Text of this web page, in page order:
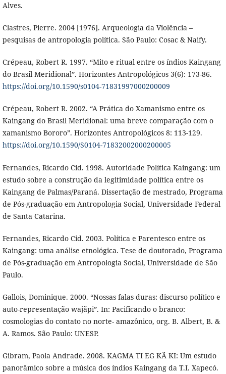
Alves.
Clastres, Pierre. 2004 [1976]. Arqueologia da Violência –
pesquisas de antropologia política. São Paulo: Cosac & Naify.
Crépeau, Robert R. 1997. “Mito e ritual entre os índios Kaingang
do Brasil Meridional”. Horizontes Antropológicos 3(6): 173-86.
https://doi.org/10.1590/s0104-71831997000200009
Crépeau, Robert R. 2002. “A Prática do Xamanismo entre os
Kaingang do Brasil Meridional: uma breve comparação com o
xamanismo Bororo”. Horizontes Antropológicos 8: 113-129.
https://doi.org/10.1590/S0104-71832002000200005
Fernandes, Ricardo Cid. 1998. Autoridade Política Kaingang: um
estudo sobre a construção da legitimidade política entre os
Kaingang de Palmas/Paraná. Dissertação de mestrado, Programa
de Pós-graduação em Antropologia Social, Universidade Federal
de Santa Catarina.
Fernandes, Ricardo Cid. 2003. Política e Parentesco entre os
Kaingang: uma análise etnológica. Tese de doutorado, Programa
de Pós-graduação em Antropologia Social, Universidade de São
Paulo.
Gallois, Dominique. 2000. “Nossas falas duras: discurso político e
auto-representação wajãpi”. In: Pacificando o branco:
cosmologias do contato no norte- amazônico, org. B. Albert, B. &
A. Ramos. São Paulo: UNESP.
Gibram, Paola Andrade. 2008. KAGMA TI EG KÃ KI: Um estudo
panorâmico sobre a música dos índios Kaingang da T.I. Xapecó.